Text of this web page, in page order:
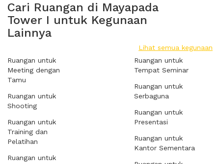
Cari Ruangan di Mayapada
Tower I untuk Kegunaan
Lainnya
Lihat semua kegunaan
Ruangan untuk
Meeting dengan
Tamu
Ruangan untuk
Shooting
Ruangan untuk
Training dan
Pelatihan
Ruangan untuk
Ruangan untuk
Tempat Seminar
Ruangan untuk
Serbaguna
Ruangan untuk
Presentasi
Ruangan untuk
Kantor Sementara